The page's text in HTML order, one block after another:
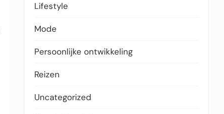
Lifestyle
Mode
Persoonlijke ontwikkeling
Reizen
Uncategorized